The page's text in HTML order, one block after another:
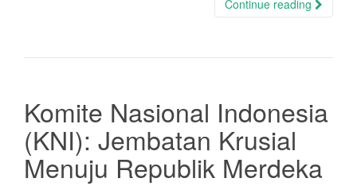
Continue reading
Komite Nasional Indonesia
(KNI): Jembatan Krusial
Menuju Republik Merdeka